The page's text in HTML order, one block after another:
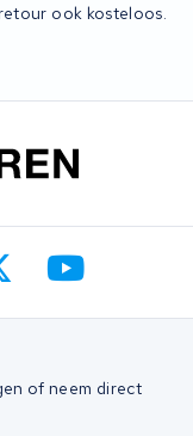
ook kosteloos.
of neem direct